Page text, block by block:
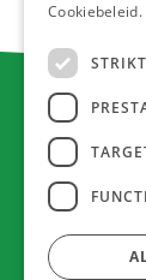
E.
Gaston
3900 , België
Cookiebeleid.